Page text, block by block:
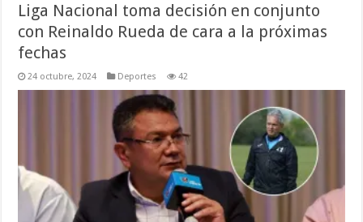
Liga Nacional toma decisión en conjunto
con Reinaldo Rueda de cara a la próximas
fechas
24 octubre, 2024 Deportes 42